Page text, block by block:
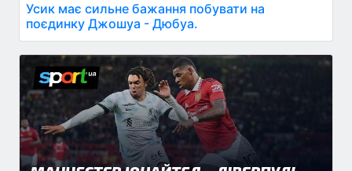
Усик має сильне бажання побувати на
поєдинку Джошуа - Дюбуа.